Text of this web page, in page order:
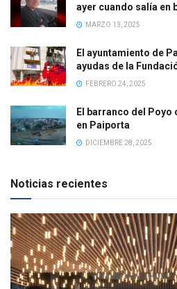
ayer cuando salía en
MARZO 13, 2025
El ayuntamiento de
ayudas de la
FEBRERO 24, 2025
El barranco del Poyo
en Paiporta
DICIEMBRE 28, 2025
Noticias recientes